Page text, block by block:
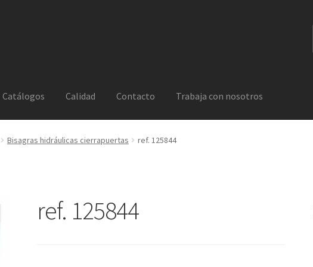
Catálogos Calidad Contacto Trabaja con nosotros
Bisagras hidráulicas cierrapuertas ref. 125844
ref. 125844